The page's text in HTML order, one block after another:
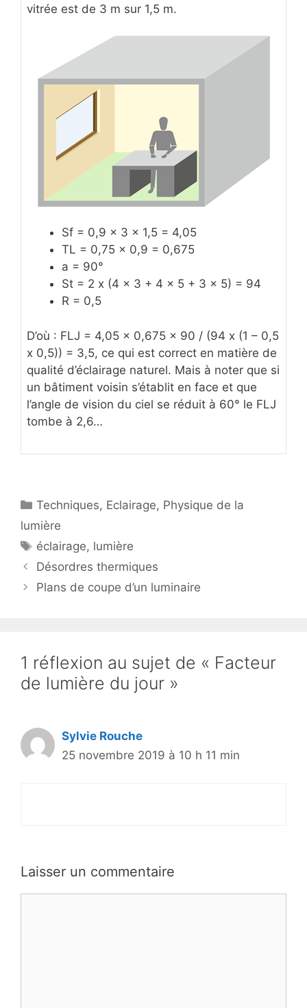
vitrée est de 3 m sur 1,5 m.
Sf = 0,9 x 3 x 1,5 = 4,05
TL = 0,75 x 0,9 = 0,675
a = 90°
St = 2 x (4 x 3 + 4 x 5 + 3 x 5) = 94
R = 0,5
D’où : FLJ = 4,05 x 0,675 x 90 / (94 x (1 – 0,5
x 0,5)) = 3,5, ce qui est correct en matière de
qualité d’éclairage naturel. Mais à noter que si
un bâtiment voisin s’établit en face et que
l’angle de vision du ciel se réduit à 60° le FLJ
tombe à 2,6…
Catégories
Techniques, Eclairage, Physique de la
lumière
Étiquettes
éclairage, lumière
Désordres thermiques
Plans de coupe d’un luminaire
1 réflexion au sujet de « Facteur
de lumière du jour »
Sylvie Rouche
25 novembre 2019 à 10 h 11 min
Laisser un commentaire